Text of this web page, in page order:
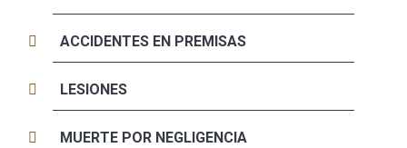
ACCIDENTES EN PREMISAS
LESIONES
MUERTE POR NEGLIGENCIA